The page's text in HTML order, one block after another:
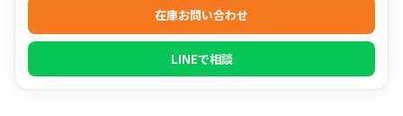
在庫お問い合わせ
LINEで相談